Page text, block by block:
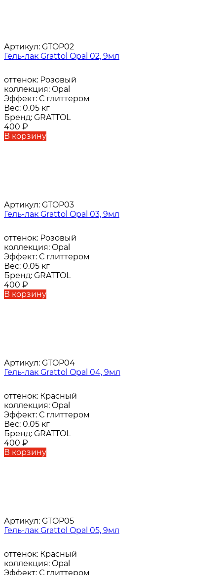
Артикул: GTOP02
Гель-лак Grattol Opal 02, 9мл
оттенок: Розовый
коллекция: Opal
Эффект: С глиттером
Вес: 0.05 кг
Бренд: GRATTOL
400 ₽
В корзину
Артикул: GTOP03
Гель-лак Grattol Opal 03, 9мл
оттенок: Розовый
коллекция: Opal
Эффект: С глиттером
Вес: 0.05 кг
Бренд: GRATTOL
400 ₽
В корзину
Артикул: GTOP04
Гель-лак Grattol Opal 04, 9мл
оттенок: Красный
коллекция: Opal
Эффект: С глиттером
Вес: 0.05 кг
Бренд: GRATTOL
400 ₽
В корзину
Артикул: GTOP05
Гель-лак Grattol Opal 05, 9мл
оттенок: Красный
коллекция: Opal
Эффект: С глиттером